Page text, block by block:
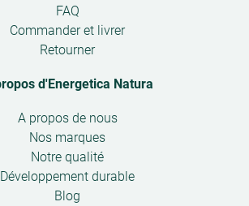
submenuFAQ
Commander et livrer
Retourner
d'Energetica Natura
A propos de nous
Nos marques
Notre qualité
Développement durable
Blog